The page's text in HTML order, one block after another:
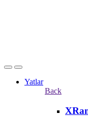
Yatlar
Back